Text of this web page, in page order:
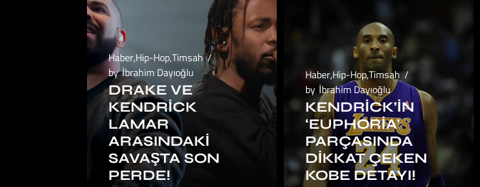
Haber,Hip-Hop,Timsah
by İbrahim Dayıoğlu
DRAKE VE
KENDRICK
LAMAR
ARASINDAKI
SAVAŞTA SON
PERDE!
Haber,Hip-Hop,Timsah
by İbrahim Dayıoğlu
KENDRICK’IN
‘EUPHORIA’
PARÇASINDA
DIKKAT ÇEKEN
KOBE DETAYI!